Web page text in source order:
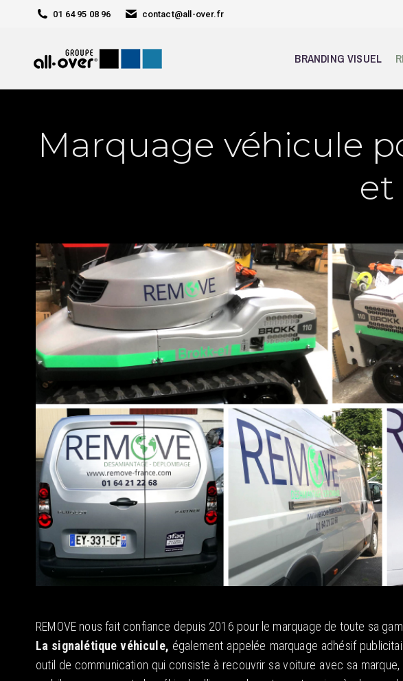
01 64 95 08 96 contact@all-over.fr
BRANDING VISUEL
Marquage véhicule
et
REMOVE nous fait confiance depuis 2016 pour le marquage de toute sa
La signalétique véhicule, également appelée marquage adhésif
outil de communication qui consiste à recouvrir sa voiture avec sa